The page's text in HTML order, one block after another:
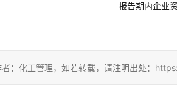
报告期内企业
者：化工管理，如若转载，请注明出处：